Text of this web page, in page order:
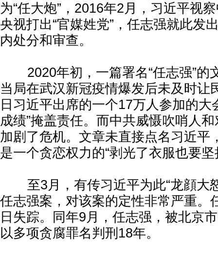
为“任大炮”，2016年2月，习近平视
央视打出“官媒姓党”，任志强就此发
内处分和审查。
2020年初，一篇署名“任志强”的
当局在武汉新冠疫情爆发后未及时让
日习近平出席的一个17万人参加的大
成绩”掩盖责任。而中共威慑吹哨人
加剧了危机。文章未直接点名习近平
是一个贪恋权力的“剥光了衣服也要
至3月，有传习近平为此“龙顔大
任志强案，对该案的定性非常严重。
日失踪。同年9月，任志强，被北京
以多项贪腐罪名判刑18年。